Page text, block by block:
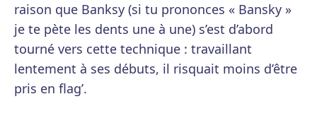
raison que Banksy (si tu prononces « Bansky »
je te pète les dents une à une) s’est d’abord
tourné vers cette technique : travaillant
lentement à ses débuts, il risquait moins d’être
pris en flag’.